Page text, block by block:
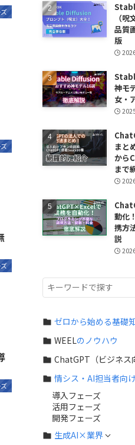
（
品質
版
神モ
女・
まと
から
まで
動化
携方
説
検
索
ゼロから始める基礎
WEELのノウハウ
ChatGPT（ビジネス
情シス・AI担当者向
導入フェーズ
活用フェーズ
開発フェーズ
生成AI×業界